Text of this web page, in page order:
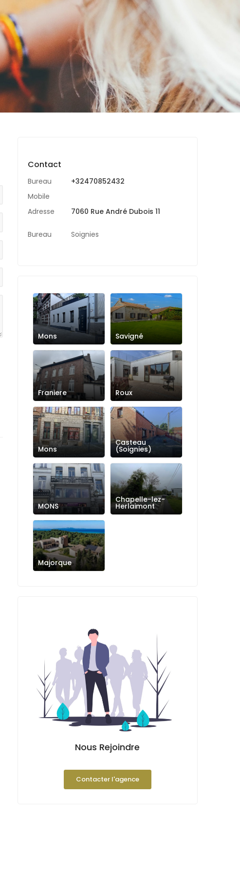
Contact
Bureau
+32470852432
Mobile
Adresse
7060 Rue André Dubois 11
Bureau Soignies
Mons Savigné
Franiere Roux
Mons
Casteau
(Soignies)
MONS
Chapelle-lez-
Herlaimont
Majorque
Nous Rejoindre
Contacter l'agence